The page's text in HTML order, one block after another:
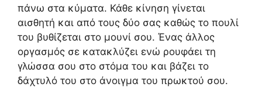
πάνω στα κύματα. Κάθε κίνηση γίνεται
αισθητή και από τους δύο σας καθώς το πουλί
του βυθίζεται στο μουνί σου. Ένας άλλος
οργασμός σε κατακλύζει ενώ ρουφάει τη
γλώσσα σου στο στόμα του και βάζει το
δάχτυλό του στο άνοιγμα του πρωκτού σου.